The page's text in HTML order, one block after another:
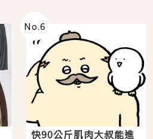
No.6
快90公斤肌肉大叔能進